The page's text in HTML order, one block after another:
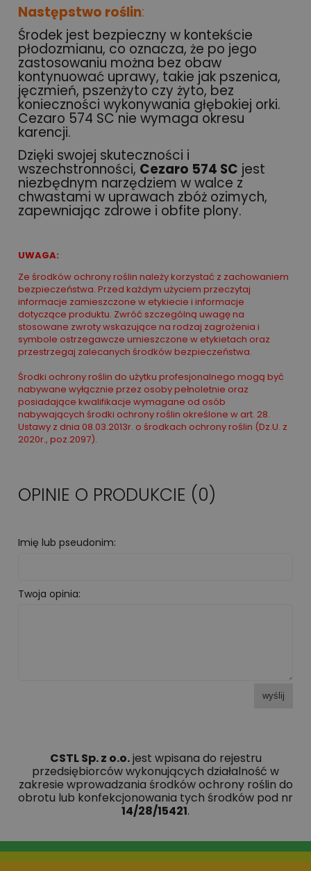
Następstwo roślin:
Środek jest bezpieczny w kontekście
płodozmianu, co oznacza, że po jego
zastosowaniu można bez obaw
kontynuować uprawy, takie jak pszenica,
jęczmień, pszenżyto czy żyto, bez
konieczności wykonywania głębokiej orki.
Cezaro 574 SC nie wymaga okresu
karencji.
Dzięki swojej skuteczności i
wszechstronności, Cezaro 574 SC jest
niezbędnym narzędziem w walce z
chwastami w uprawach zbóż ozimych,
zapewniając zdrowe i obfite plony.
UWAGA:
Ze środków ochrony roślin należy korzystać z zachowaniem
bezpieczeństwa. Przed każdym użyciem przeczytaj
informacje zamieszczone w etykiecie i informacje
dotyczące produktu. Zwróć szczególną uwagę na
stosowane zwroty wskazujące na rodzaj zagrożenia i
symbole ostrzegawcze umieszczone w etykietach oraz
przestrzegaj zalecanych środków bezpieczeństwa.
Środki ochrony roślin do użytku profesjonalnego mogą być
nabywane wyłącznie przez osoby pełnoletnie oraz
posiadające kwalifikacje wymagane od osób
nabywających środki ochrony roślin określone w art. 28.
Ustawy z dnia 08.03.2013r. o środkach ochrony roślin (Dz.U. z
2020r., poz.2097).
OPINIE O PRODUKCIE (0)
Imię lub pseudonim:
Twoja opinia:
wyślij
CSTL Sp. z o.o.jest wpisana do rejestru
przedsiębiorców wykonujących działalność w
zakresie wprowadzania środków ochrony roślin do
obrotu lub konfekcjonowania tych środków pod nr
14/28/15421.